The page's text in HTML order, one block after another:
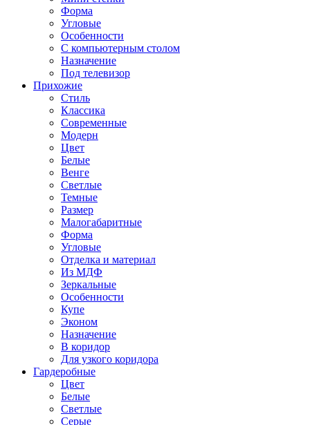
Форма
Угловые
Особенности
С компьютерным столом
Назначение
Под телевизор
Прихожие
Стиль
Классика
Современные
Модерн
Цвет
Белые
Венге
Светлые
Темные
Размер
Малогабаритные
Форма
Угловые
Отделка и материал
Из МДФ
Зеркальные
Особенности
Купе
Эконом
Назначение
В коридор
Для узкого коридора
Гардеробные
Цвет
Белые
Светлые
Серые